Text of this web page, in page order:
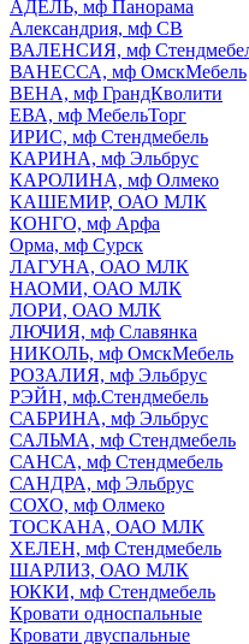
АДЕЛЬ, мф Панорама
Александрия, мф СВ
ВАЛЕНСИЯ, мф
ВАНЕССА, мф ОмскМебель
ВЕНА, мф ГрандКволити
ЕВА, мф МебельТорг
ИРИС, мф Стендмебель
КАРИНА, мф Эльбрус
КАРОЛИНА, мф Олмеко
КАШЕМИР, ОАО МЛК
КОНГО, мф Арфа
Орма, мф Сурск
ЛАГУНА, ОАО МЛК
НАОМИ, ОАО МЛК
ЛОРИ, ОАО МЛК
ЛЮЧИЯ, мф Славянка
НИКОЛЬ, мф ОмскМебель
РОЗАЛИЯ, мф Эльбрус
РЭЙН, мф.Стендмебель
САБРИНА, мф Эльбрус
САЛЬМА, мф Стендмебель
САНСА, мф Стендмебель
САНДРА, мф Эльбрус
СОХО, мф Олмеко
ТОСКАНА, ОАО МЛК
ХЕЛЕН, мф Стендмебель
ШАРЛИЗ, ОАО МЛК
ЮККИ, мф Стендмебель
Кровати односпальные
Кровати двуспальные